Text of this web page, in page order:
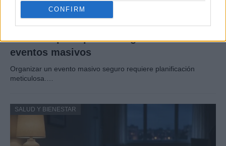
CONFIRM
Guía completa para la seguridad en
eventos masivos
Organizar un evento masivo seguro requiere planificación
meticulosa.…
SALUD Y BIENESTAR